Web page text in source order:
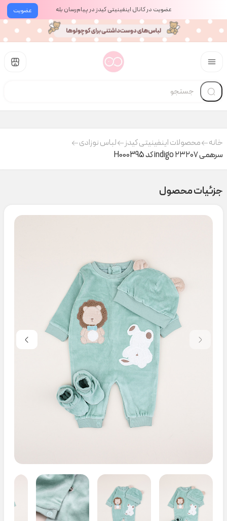
عضویت عضویت در کانال اینفینیتی کیدز در پیام‌رسان بله
خانه محصولات اینفینیتی کیدز
لباس نوزادی
سرهمی ۲۳۲۰۷ indigo کد H000395
جزئیات محصول